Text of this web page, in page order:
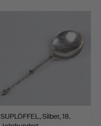
SUPLÖFFEL, Silber, 18.